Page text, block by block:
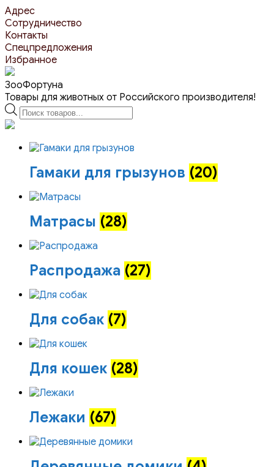
Перейти
к
контенту
Адрес
Сотрудничество
Контакты
Спецпредложения
Избранное
ЗооФортуна
Товары для животных от Российского производителя!
Поиск
товаров
Гамаки для грызунов (20)
Матрасы (28)
Распродажа (27)
Для собак (7)
Для кошек (28)
Лежаки (67)